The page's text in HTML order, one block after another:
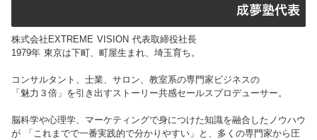
成夢塾代表
株式会社EXTREME VISION 代表取締役社長
1979年 東京は下町、町屋生まれ、埼玉育ち。
コンサルタント、士業、サロン、教室系の専門家ビジネスの
「魅力３倍」を引き出すストーリー共感セールスプロデューサー。
脳科学や心理学、マーケティングで身につけた知識を融合したノウハウ
が 「これまでで一番実践的で分かりやすい」と、多くの専門家から圧